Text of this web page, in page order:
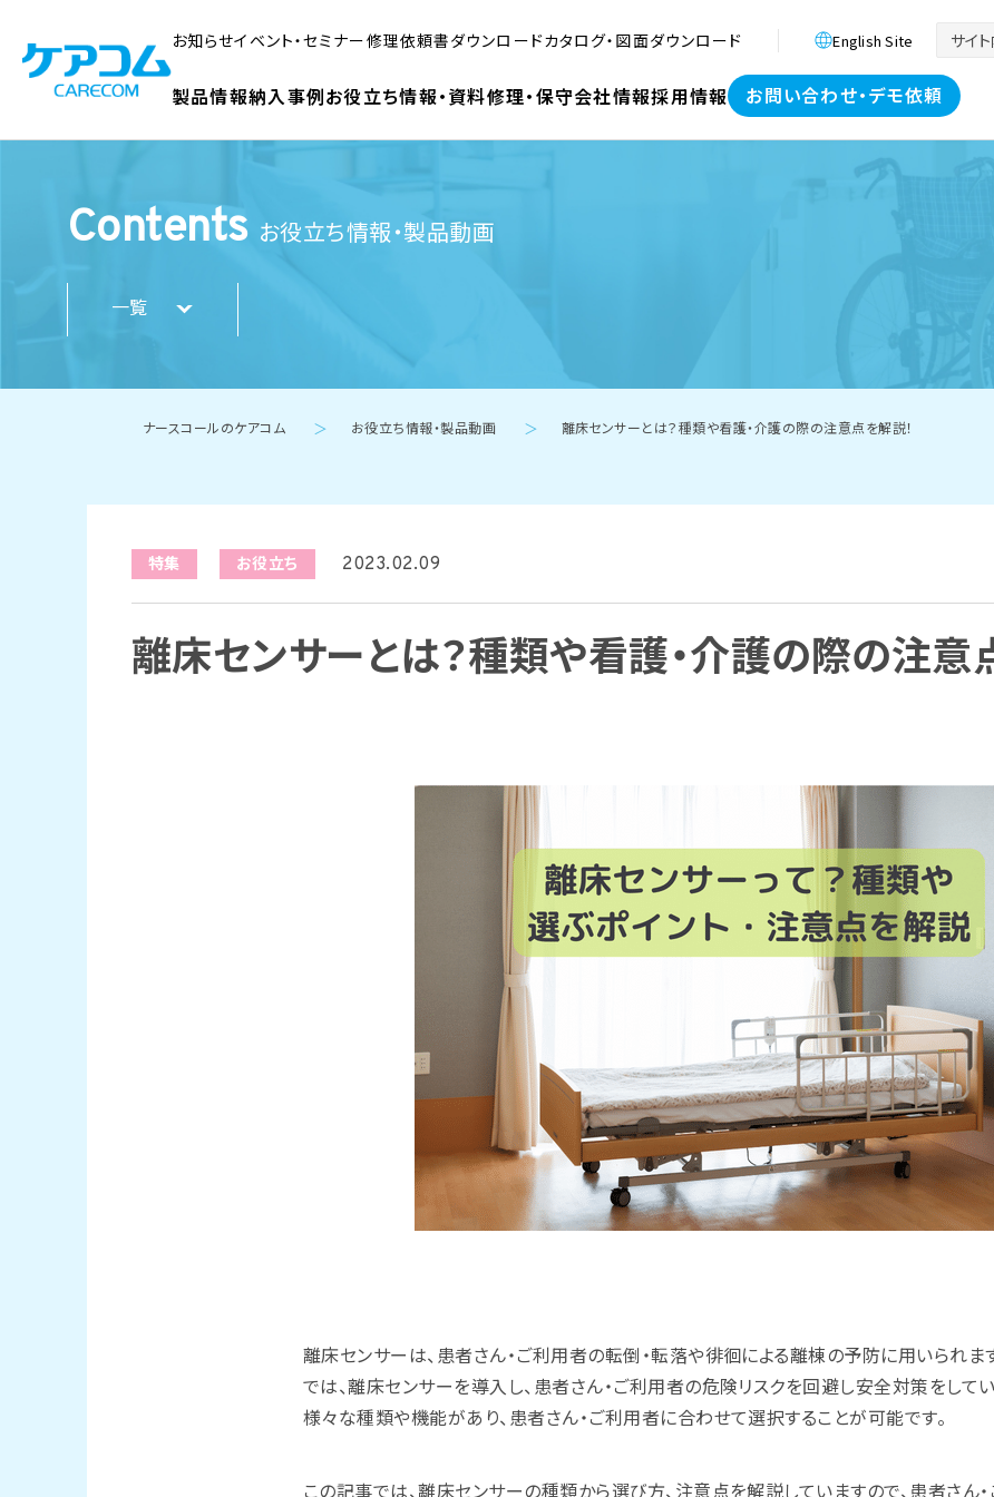
お知らせイベント・セミナー修理依頼書ダウンロードカタログ・図面ダウンロード English Site
製品情報納入事例お役立ち情報・資料修理・保守会社情報採用情報 お問い合わせ・デモ依頼
Contents お役立ち情報・製品動画
一覧
ナースコールのケアコム ＞ お役立ち情報・製品動画 ＞ 離床センサーとは？種類や看護・介護の際の注意点を解説！
特集 お役立ち 2023.02.09
離床センサーとは？種類や看護・介護の際の注意
離床センサーは、患者さん・ご利用者の転倒・転落や徘徊による離棟の予防に用いられま
では、離床センサーを導入し、患者さん・ご利用者の危険リスクを回避し安全対策をして
様々な種類や機能があり、患者さん・ご利用者に合わせて選択することが可能です。